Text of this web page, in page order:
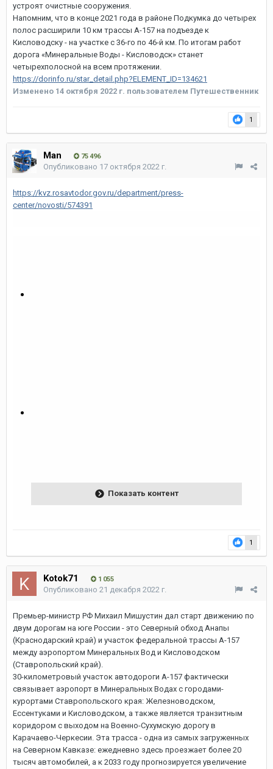
устроят очистные сооружения.
Напомним, что в конце 2021 года в районе Подкумка до четырех
полос расширили 10 км трассы А-157 на подъезде к
Кисловодску - на участке с 36-го по 46-й км. По итогам работ
дорога «Минеральные Воды - Кисловодск» станет
четырехполосной на всем протяжении.
https://dorinfo.ru/star_detail.php?ELEMENT_ID=134621
Изменено 14 октября 2022 г. пользователем Путешественник
1
Man 75 496
Опубликовано 17 октября 2022 г.
https://kvz.rosavtodor.gov.ru/department/press-
center/novosti/574391
Показать контент
1
Kotok71 1 055
Опубликовано 21 декабря 2022 г.
Премьер-министр РФ Михаил Мишустин дал старт движению по
двум дорогам на юге России - это Северный обход Анапы
(Краснодарский край) и участок федеральной трассы А-157
между аэропортом Минеральных Вод и Кисловодском
(Ставропольский край).
30-километровый участок автодороги А-157 фактически
связывает аэропорт в Минеральных Водах с городами-
курортами Ставропольского края: Железноводском,
Ессентуками и Кисловодском, а также является транзитным
коридором с выходом на Военно-Сухумскую дорогу в
Карачаево-Черкесии. Эта трасса - одна из самых загруженных
на Северном Кавказе: ежедневно здесь проезжает более 20
тысяч автомобилей, а к 2033 году прогнозируется увеличение